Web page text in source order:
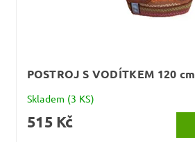
POSTROJ S VODÍTKEM 120 cm
Skladem (3 KS)
515 Kč